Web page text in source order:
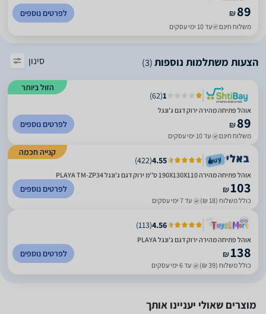
₪89
משלוח חינם עד 10 ימי עסקים
לפרטים נוספים
הצעות משתלמות נוספות(3) סינון
הזול ביותר
1
(
62
)
אוהל פתיחה מהירה ירוק דגם ג'ונגל
₪89
משלוח חינם עד 10 ימי עסקים
לפרטים נוספים
קנייה חכמה
4.55
(
422
)
אוהל פתיחה מהירה 190X130X110 ס''מ ירוק דגם ג'ונגל PLAYA TM-ZP34
₪103
כולל משלוח (18 ₪) עד 7 ימי עסקים
לפרטים נוספים
4.56
(
113
)
אוהל פתיחה מהירה ירוק דגם ג'ונגל PLAYA
₪138
כולל משלוח (39 ₪) עד 6 ימי עסקים
לפרטים נוספים
מוצרים שאולי יעניינו אותך